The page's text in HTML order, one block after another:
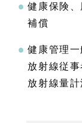
健康保険
補償
健康管理
放射線従
放射線量